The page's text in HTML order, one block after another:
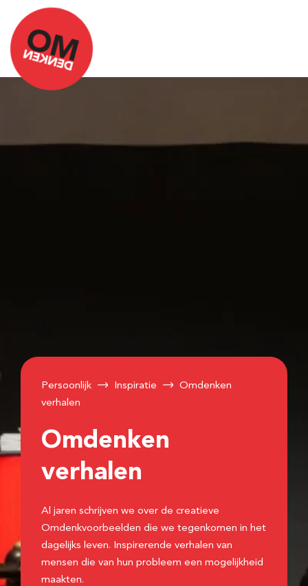
Persoonlijk Inspiratie
Omdenken
verhalen
Omdenken
verhalen
Al jaren schrijven we over de creatieve
Omdenkvoorbeelden die we tegenkomen in het
dagelijks leven. Inspirerende verhalen van
mensen die van hun probleem een mogelijkheid
maakten.